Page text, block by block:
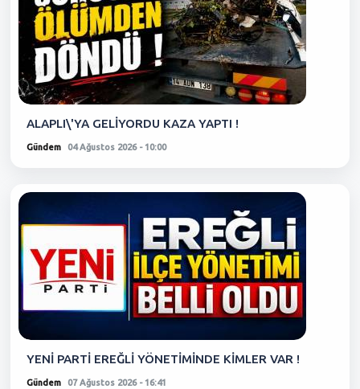
ALAPLI\'YA GELİYORDU KAZA YAPTI !
Gündem 04 Ağustos 2026 - 10:00
YENİ PARTİ EREĞLİ YÖNETİMİNDE KİMLER VAR !
Gündem 07 Ağustos 2026 - 16:41